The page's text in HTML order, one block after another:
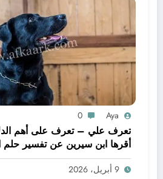
Aya
0
تعرف علي – تعرف على أهم
أقرها ابن سيرين عن تفسير حلم
لحم – بالتفصيل
9 أبريل، 2026